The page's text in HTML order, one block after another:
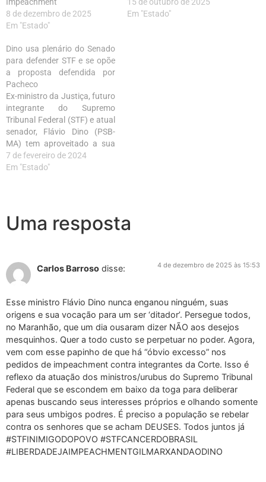
Impeachment
8 de dezembro de 2025
Em "Estado"
15 de outubro de 2025
Em "Estado"
Dino usa plenário do Senado
para defender STF e se opõe
a proposta defendida por
Pacheco
Ex-ministro da Justiça, futuro
integrante do Supremo
Tribunal Federal (STF) e atual
senador, Flávio Dino (PSB-
MA) tem aproveitado a sua
passagem relâmpago pelo
Congresso para discursar em
7 de fevereiro de 2024
Em "Estado"
Uma resposta
Carlos Barroso disse: 4 de dezembro de 2025 às 15:53
Esse ministro Flávio Dino nunca enganou ninguém, suas
origens e sua vocação para um ser ‘ditador’. Persegue todos,
no Maranhão, que um dia ousaram dizer NÃO aos desejos
mesquinhos. Quer a todo custo se perpetuar no poder. Agora,
vem com esse papinho de que há “óbvio excesso” nos
pedidos de impeachment contra integrantes da Corte. Isso é
reflexo da atuação dos ministros/urubus do Supremo Tribunal
Federal que se escondem em baixo da toga para deliberar
apenas buscando seus interesses próprios e olhando somente
para seus umbigos podres. É preciso a população se rebelar
contra os senhores que se acham DEUSES. Todos juntos já
#STFINIMIGODOPOVO #STFCANCERDOBRASIL
#LIBERDADEJAIMPEACHMENTGILMARXANDAODINO